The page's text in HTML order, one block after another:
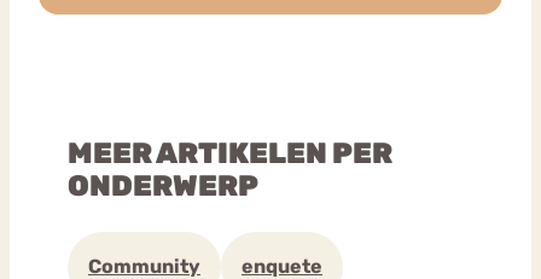
MEER ARTIKELEN PER
ONDERWERP
Community enquete